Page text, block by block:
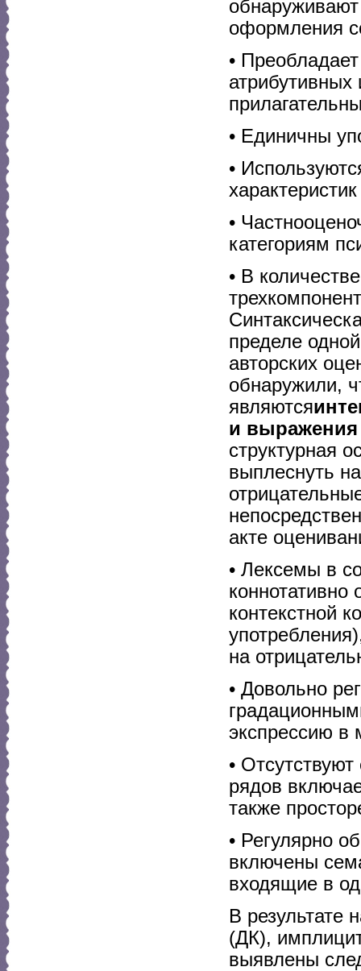
оформления
•
• Единичны
•
•
категориям
• В
пределе
авторских
обнаружили,
являются
и выражения
структурная
выплеснуть
акте
• Лексемы в
контекстной
на
• Довольно
экспрессию в
•
рядов
также
• Регулярно
включены
входящие в
В результате
(ДК),
выявлены